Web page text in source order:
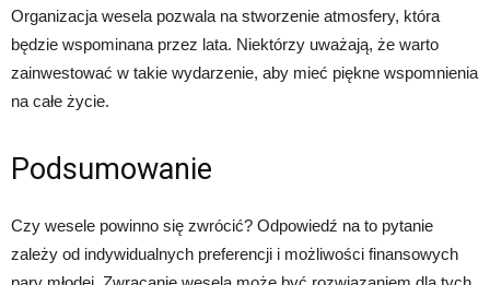
Organizacja wesela pozwala na stworzenie atmosfery, która
będzie wspominana przez lata. Niektórzy uważają, że warto
zainwestować w takie wydarzenie, aby mieć piękne wspomnienia
na całe życie.
Podsumowanie
Czy wesele powinno się zwrócić? Odpowiedź na to pytanie
zależy od indywidualnych preferencji i możliwości finansowych